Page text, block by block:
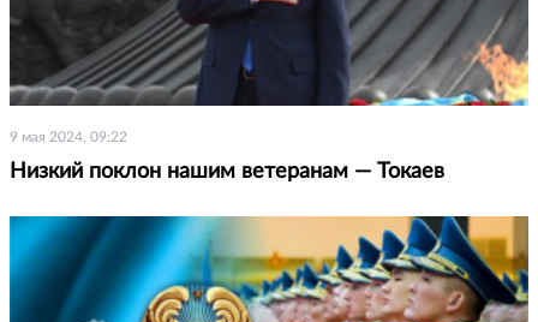
9 мая 2024, 09:22
Низкий поклон нашим ветеранам — Токаев